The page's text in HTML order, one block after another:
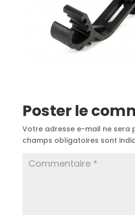
Poster le
Votre adresse e-mail ne sera
champs obligatoires sont